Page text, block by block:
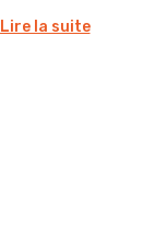
Lire la suite